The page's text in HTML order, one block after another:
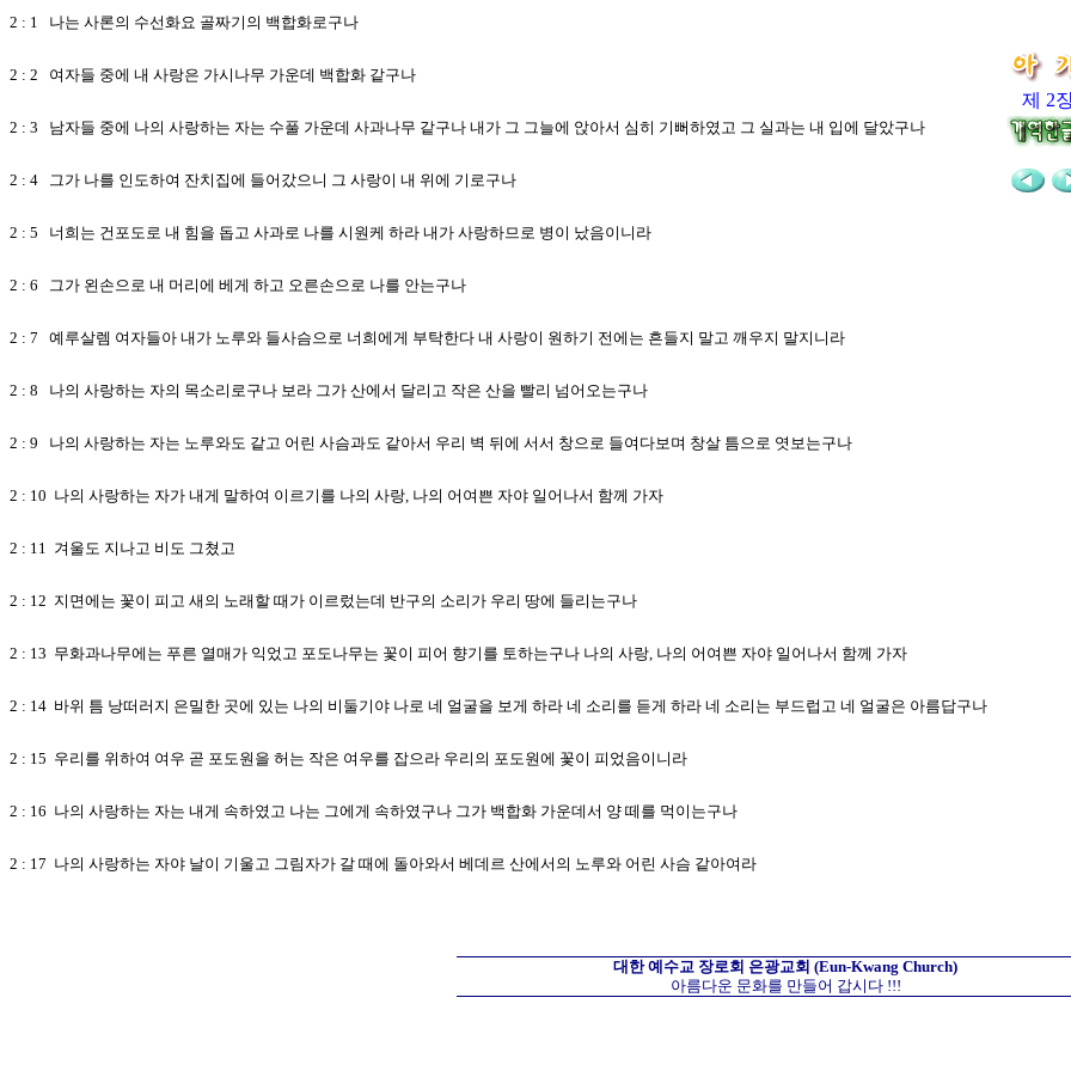
제 2
2 : 1 나는 사론의 수선화요 골짜기의 백합화로구나
2 : 2 여자들 중에 내 사랑은 가시나무 가운데 백합화 같구나
2 : 3 남자들 중에 나의 사랑하는 자는 수풀 가운데 사과나무 같구나 내가 그 그늘에 앉아서 심히 기뻐하였고 그 실과는 내 입에 달았구나
2 : 4 그가 나를 인도하여 잔치집에 들어갔으니 그 사랑이 내 위에 기로구나
2 : 5 너희는 건포도로 내 힘을 돕고 사과로 나를 시원케 하라 내가 사랑하므로 병이 났음이니라
2 : 6 그가 왼손으로 내 머리에 베게 하고 오른손으로 나를 안는구나
2 : 7 예루살렘 여자들아 내가 노루와 들사슴으로 너희에게 부탁한다 내 사랑이 원하기 전에는 흔들지 말고 깨우지 말지니라
2 : 8 나의 사랑하는 자의 목소리로구나 보라 그가 산에서 달리고 작은 산을 빨리 넘어오는구나
2 : 9 나의 사랑하는 자는 노루와도 같고 어린 사슴과도 같아서 우리 벽 뒤에 서서 창으로 들여다보며 창살 틈으로 엿보는구나
2 : 10 나의 사랑하는 자가 내게 말하여 이르기를 나의 사랑, 나의 어여쁜 자야 일어나서 함께 가자
2 : 11 겨울도 지나고 비도 그쳤고
2 : 12 지면에는 꽃이 피고 새의 노래할 때가 이르렀는데 반구의 소리가 우리 땅에 들리는구나
2 : 13 무화과나무에는 푸른 열매가 익었고 포도나무는 꽃이 피어 향기를 토하는구나 나의 사랑, 나의 어여쁜 자야 일어나서 함께 가자
2 : 14 바위 틈 낭떠러지 은밀한 곳에 있는 나의 비둘기야 나로 네 얼굴을 보게 하라 네 소리를 듣게 하라 네 소리는 부드럽고 네 얼굴은 아름답구나
2 : 15 우리를 위하여 여우 곧 포도원을 허는 작은 여우를 잡으라 우리의 포도원에 꽃이 피었음이니라
2 : 16 나의 사랑하는 자는 내게 속하였고 나는 그에게 속하였구나 그가 백합화 가운데서 양 떼를 먹이는구나
2 : 17 나의 사랑하는 자야 날이 기울고 그림자가 갈 때에 돌아와서 베데르 산에서의 노루와 어린 사슴 같아여라
대한 예수교 장로회 은광교회 (Eun-Kwang Church)
아름다운 문화를 만들어 갑시다 !!!